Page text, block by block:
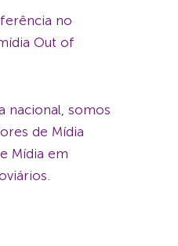
no
Out of
nacional, somos
de Mídia
Mídia em